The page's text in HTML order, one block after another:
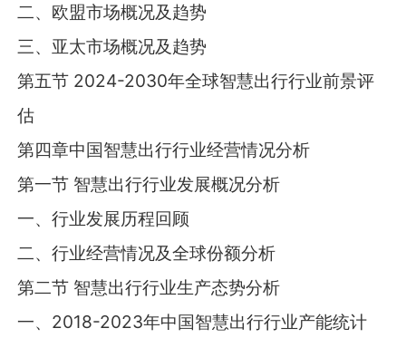
二、欧盟市场概况及趋势
三、亚太市场概况及趋势
第五节 2024-2030年全球智慧出行行业前景评
估
第四章中国智慧出行行业经营情况分析
第一节 智慧出行行业发展概况分析
一、行业发展历程回顾
二、行业经营情况及全球份额分析
第二节 智慧出行行业生产态势分析
一、2018-2023年中国智慧出行行业产能统计